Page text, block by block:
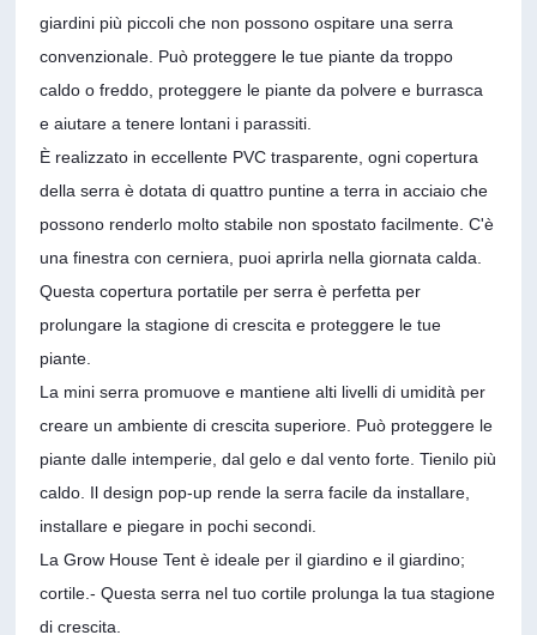
giardini più piccoli che non possono ospitare una serra
convenzionale. Può proteggere le tue piante da troppo
caldo o freddo, proteggere le piante da polvere e burrasca
e aiutare a tenere lontani i parassiti.
È realizzato in eccellente PVC trasparente, ogni copertura
della serra è dotata di quattro puntine a terra in acciaio che
possono renderlo molto stabile non spostato facilmente. C'è
una finestra con cerniera, puoi aprirla nella giornata calda.
Questa copertura portatile per serra è perfetta per
prolungare la stagione di crescita e proteggere le tue
piante.
La mini serra promuove e mantiene alti livelli di umidità per
creare un ambiente di crescita superiore. Può proteggere le
piante dalle intemperie, dal gelo e dal vento forte. Tienilo più
caldo. Il design pop-up rende la serra facile da installare,
installare e piegare in pochi secondi.
La Grow House Tent è ideale per il giardino e il giardino;
cortile.- Questa serra nel tuo cortile prolunga la tua stagione
di crescita.